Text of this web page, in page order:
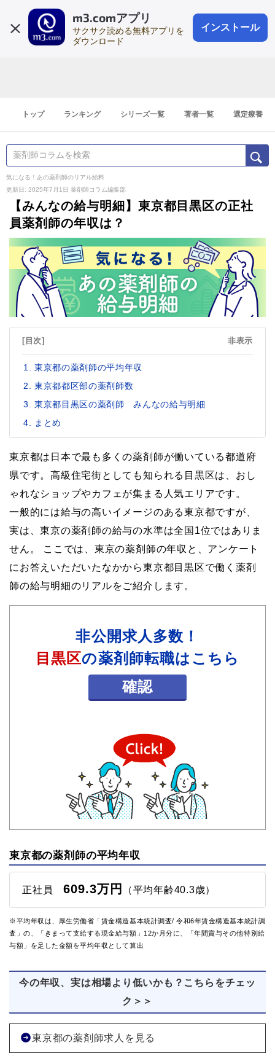
m3.comアプリ
サクサク読める無料アプリを
ダウンロード
インストール
会員登録
登録1分
トップ ランキング シリーズ一覧 著者一覧 選定療養
気になる！あの薬剤師のリアル給料
更新日: 2025年7月1日 薬剤師コラム編集部
【みんなの給与明細】東京都目黒区の正社
員薬剤師の年収は？
[目次] 非表示
東京都の薬剤師の平均年収
東京都都区部の薬剤師数
東京都目黒区の薬剤師 みんなの給与明細
まとめ
東京都は日本で最も多くの薬剤師が働いている都道府
県です。高級住宅街としても知られる目黒区は、おし
ゃれなショップやカフェが集まる人気エリアです。
一般的には給与の高いイメージのある東京都ですが、
実は、東京の薬剤師の給与の水準は全国1位ではありま
せん。 ここでは、東京の薬剤師の年収と、アンケート
にお答えいただいたなかから東京都目黒区で働く薬剤
師の給与明細のリアルをご紹介します。
非公開求人多数！
目黒区の薬剤師転職はこちら
確認
東京都の薬剤師の平均年収
正社員609.3万円 （平均年齢40.3歳）
※平均年収は、厚生労働省「賃金構造基本統計調査/ 令和6年賃金構造基本統計調
査」の、「きまって支給する現金給与額」12か月分に、「年間賞与その他特別給
与額」を足した金額を平均年収として算出
今の年収、実は相場より低いかも？こちらをチェッ
ク＞＞
東京都の薬剤師求人を見る